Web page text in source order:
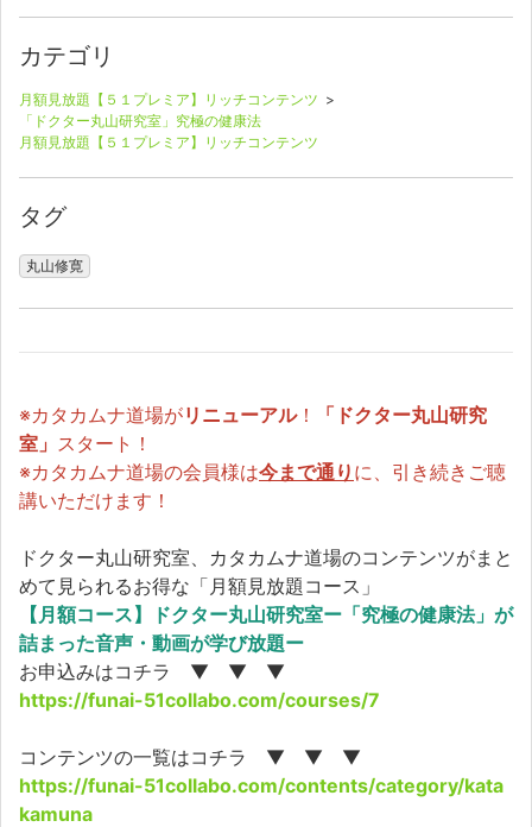
カテゴリ
月額見放題【５１プレミア】リッチコンテンツ >
「ドクター丸山研究室」究極の健康法
月額見放題【５１プレミア】リッチコンテンツ
タグ
丸山修寛
※カタカムナ道場がリニューアル！
「ドクター丸山研究
室」 スタート！
※カタカムナ道場の会員様は今まで通り に、引き続きご聴
講いただけます！
ドクター丸山研究室、カタカムナ道場のコンテンツがまと
めて見られるお得な「月額見放題コース」
【月額コース】ドクター丸山研究室ー「究極の健康法」が
詰まった音声・動画が学び放題ー
お申込みはコチラ ▼ ▼ ▼
https://funai-51collabo.com/courses/7
コンテンツの一覧はコチラ ▼ ▼ ▼
https://funai-51collabo.com/contents/category/kata
kamuna